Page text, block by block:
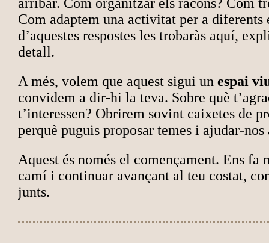
Com adaptem una activitat per a diferents
d’aquestes respostes les trobaràs aquí,
detall.
A més, volem que aquest sigui un espai
convidem a dir-hi la teva. Sobre què
t’interessen? Obrirem sovint caixetes de
perquè puguis proposar temes i ajudar-
Aquest és només el començament. Ens fa
camí i continuar avançant al teu costat,
junts.